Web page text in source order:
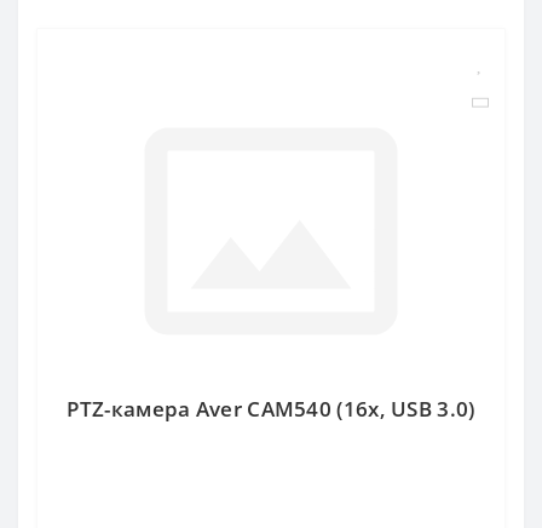
PTZ-камера Aver CAM540 (16x, USB 3.0)